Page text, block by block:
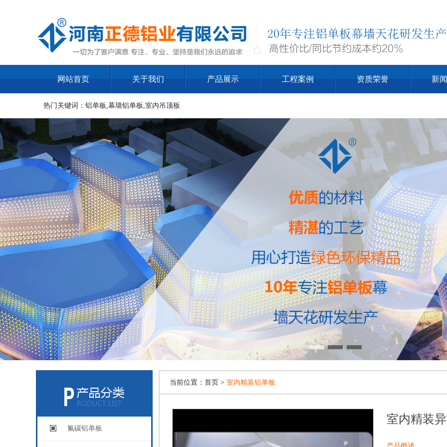
网站首页 关于我们 产品展示 工程案例 资质荣誉 新
热门关键词：铝单板,幕墙铝单板,室内吊顶板
氟碳铝单板
当前位置： 首页 > 室内精装铝单板
室内精装